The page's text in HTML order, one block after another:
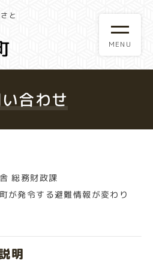
と
合わせ
総務財政課
町が発令する避難情報が変わり
明